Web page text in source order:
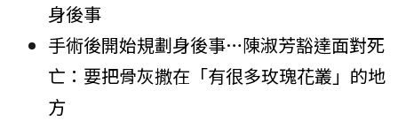
身後事
手術後開始規劃身後事…陳淑芳豁達面對死
亡：要把骨灰撒在「有很多玫瑰花叢」的地
方